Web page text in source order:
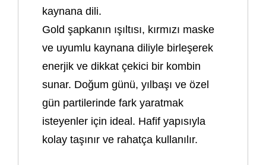
kaynana dili.
Gold şapkanın ışıltısı, kırmızı maske
ve uyumlu kaynana diliyle birleşerek
enerjik ve dikkat çekici bir kombin
sunar. Doğum günü, yılbaşı ve özel
gün partilerinde fark yaratmak
isteyenler için ideal. Hafif yapısıyla
kolay taşınır ve rahatça kullanılır.